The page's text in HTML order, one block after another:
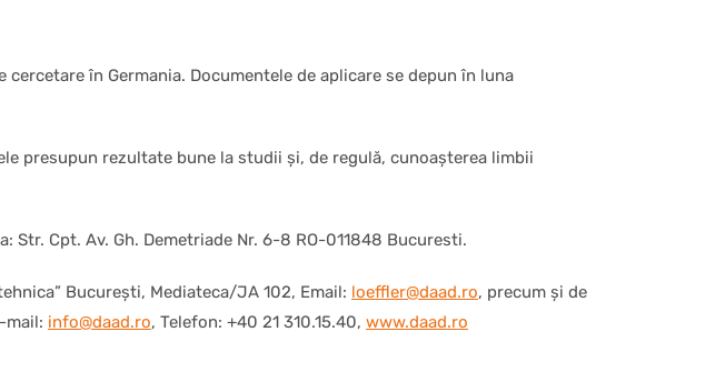
în Germania. Documentele de aplicare se depun în luna
presupun rezultate bune la studii şi, de regulă, cunoaşterea limbii
Str. Cpt. Av. Gh. Demetriade Nr. 6-8 RO-011848 Bucuresti.
Bucureşti, Mediateca/JA 102, Email: loeffler@daad.ro, precum şi de
mail: info@daad.ro, Telefon: +40 21 310.15.40, www.daad.ro